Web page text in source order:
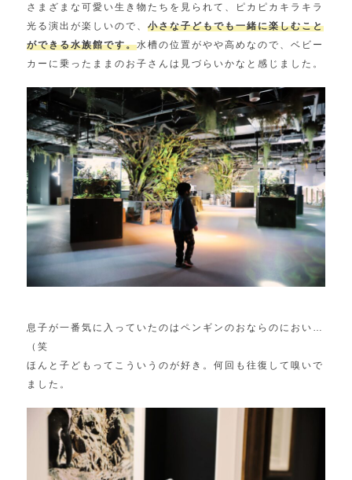
さまざまな可愛い生き物たちを見られて、ピカピカキラキラ
光る演出が楽しいので、 小さな子どもでも一緒に楽しむこと
ができる水族館です。水槽の位置がやや高めなので、ベビー
カーに乗ったままのお子さんは見づらいかなと感じました。
息子が一番気に入っていたのはペンギンのおならのにおい…
（笑
ほんと子どもってこういうのが好き。何回も往復して嗅いで
ました。